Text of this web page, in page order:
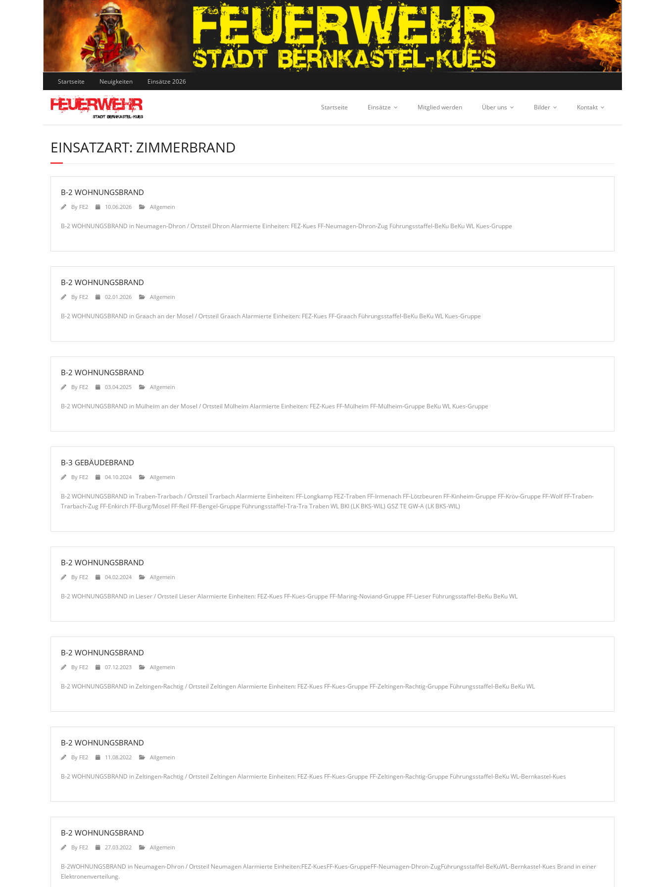
Skip
to
content
Startseite Neuigkeiten Einsätze 2026
Startseite Einsätze Mitglied werden Über uns Bilder Kontakt
EINSATZART: ZIMMERBRAND
B-2 WOHNUNGSBRAND
By FE2 10.06.2026 Allgemein
B-2 WOHNUNGSBRAND in Neumagen-Dhron / Ortsteil Dhron Alarmierte Einheiten: FEZ-Kues FF-Neumagen-Dhron-Zug Führungsstaffel-BeKu BeKu WL Kues-Gruppe
B-2 WOHNUNGSBRAND
By FE2 02.01.2026 Allgemein
B-2 WOHNUNGSBRAND in Graach an der Mosel / Ortsteil Graach Alarmierte Einheiten: FEZ-Kues FF-Graach Führungsstaffel-BeKu BeKu WL Kues-Gruppe
B-2 WOHNUNGSBRAND
By FE2 03.04.2025 Allgemein
B-2 WOHNUNGSBRAND in Mülheim an der Mosel / Ortsteil Mülheim Alarmierte Einheiten: FEZ-Kues FF-Mülheim FF-Mülheim-Gruppe BeKu WL Kues-Gruppe
B-3 GEBÄUDEBRAND
By FE2 04.10.2024 Allgemein
B-2 WOHNUNGSBRAND in Traben-Trarbach / Ortsteil Trarbach Alarmierte Einheiten: FF-Longkamp FEZ-Traben FF-Irmenach FF-Lötzbeuren FF-Kinheim-Gruppe FF-Kröv-Gruppe FF-Wolf FF-Traben-
Trarbach-Zug FF-Enkirch FF-Burg/Mosel FF-Reil FF-Bengel-Gruppe Führungsstaffel-Tra-Tra Traben WL BKI (LK BKS-WIL) GSZ TE GW-A (LK BKS-WIL)
B-2 WOHNUNGSBRAND
By FE2 04.02.2024 Allgemein
B-2 WOHNUNGSBRAND in Lieser / Ortsteil Lieser Alarmierte Einheiten: FEZ-Kues FF-Kues-Gruppe FF-Maring-Noviand-Gruppe FF-Lieser Führungsstaffel-BeKu BeKu WL
B-2 WOHNUNGSBRAND
By FE2 07.12.2023 Allgemein
B-2 WOHNUNGSBRAND in Zeltingen-Rachtig / Ortsteil Zeltingen Alarmierte Einheiten: FEZ-Kues FF-Kues-Gruppe FF-Zeltingen-Rachtig-Gruppe Führungsstaffel-BeKu BeKu WL
B-2 WOHNUNGSBRAND
By FE2 11.08.2022 Allgemein
B-2 WOHNUNGSBRAND in Zeltingen-Rachtig / Ortsteil Zeltingen Alarmierte Einheiten: FEZ-Kues FF-Kues-Gruppe FF-Zeltingen-Rachtig-Gruppe Führungsstaffel-BeKu WL-Bernkastel-Kues
B-2 WOHNUNGSBRAND
By FE2 27.03.2022 Allgemein
B-2WOHNUNGSBRAND in Neumagen-Dhron / Ortsteil Neumagen Alarmierte Einheiten:FEZ-KuesFF-Kues-GruppeFF-Neumagen-Dhron-ZugFührungsstaffel-BeKuWL-Bernkastel-Kues Brand in einer
Elektronenverteilung.